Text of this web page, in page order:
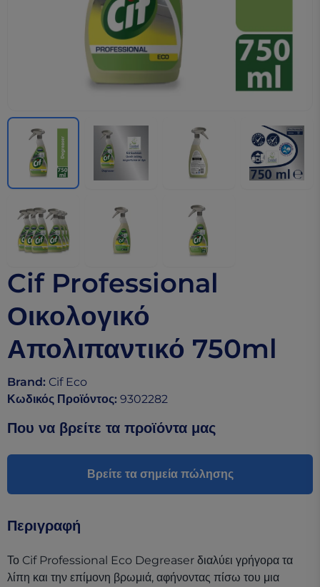
Cif Professional
Οικολογικό
Απολιπαντικό 750ml
Brand: Cif Eco
Κωδικός Προϊόντος: 9302282
Που να βρείτε τα προϊόντα μας
Βρείτε τα σημεία πώλησης
Περιγραφή
Το Cif Professional Eco Degreaser διαλύει γρήγορα τα
λίπη και την επίμονη βρωμιά, αφήνοντας πίσω του μια